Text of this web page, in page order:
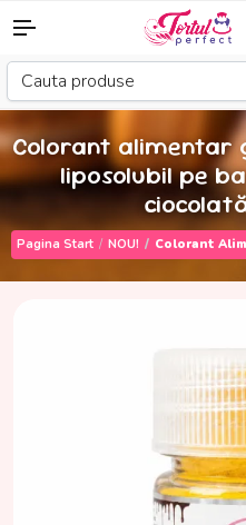
Colorant alimentar
liposolubil pe
Pagina Start NOU! Colorant